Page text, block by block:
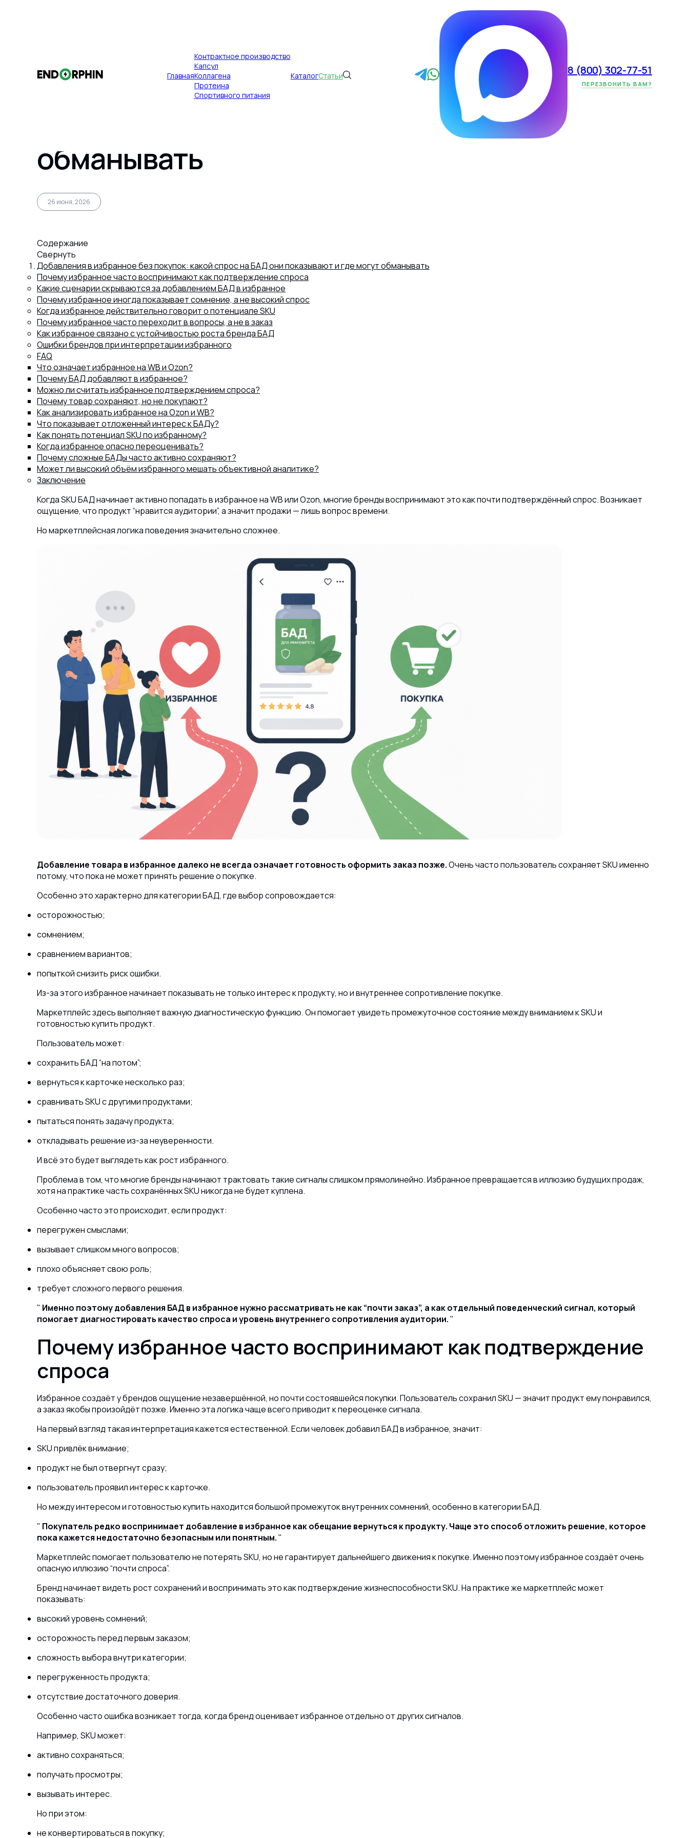
Главная
Контрактное производство
Капсул
Коллагена
Протеина
Спортивного питания
КаталогСтатьи 8 (800) 302-77-51
ПЕРЕЗВОНИТЬ ВАМ?
Главная
Контрактное производство
Капсул
Коллагена
Протеина
Спортивного питания
Каталог
Статьи
8 (800) 302-77-51 ПЕРЕЗВОНИТЬ ВАМ?
Добавления в избранное без покупок: какой
спрос на БАД они показывают и где могут
обманывать
26 июня, 2026
Содержание
Свернуть
Добавления в избранное без покупок: какой спрос на БАД они показывают и где могут обманывать
Почему избранное часто воспринимают как подтверждение спроса
Какие сценарии скрываются за добавлением БАД в избранное
Почему избранное иногда показывает сомнение, а не высокий спрос
Когда избранное действительно говорит о потенциале SKU
Почему избранное часто переходит в вопросы, а не в заказ
Как избранное связано с устойчивостью роста бренда БАД
Ошибки брендов при интерпретации избранного
FAQ
Что означает избранное на WB и Ozon?
Почему БАД добавляют в избранное?
Можно ли считать избранное подтверждением спроса?
Почему товар сохраняют, но не покупают?
Как анализировать избранное на Ozon и WB?
Что показывает отложенный интерес к БАДу?
Как понять потенциал SKU по избранному?
Когда избранное опасно переоценивать?
Почему сложные БАДы часто активно сохраняют?
Может ли высокий объём избранного мешать объективной аналитике?
Заключение
Когда SKU БАД начинает активно попадать в избранное на WB или Ozon, многие бренды воспринимают это как почти подтверждённый спрос. Возникает
ощущение, что продукт “нравится аудитории”, а значит продажи — лишь вопрос времени.
Но маркетплейсная логика поведения значительно сложнее.
Добавление товара в избранное далеко не всегда означает готовность оформить заказ позже.Очень часто пользователь сохраняет SKU именно
потому, что пока не может принять решение о покупке.
Особенно это характерно для категории БАД, где выбор сопровождается:
осторожностью;
сомнением;
сравнением вариантов;
попыткой снизить риск ошибки.
Из-за этого избранное начинает показывать не только интерес к продукту, но и внутреннее сопротивление покупке.
Маркетплейс здесь выполняет важную диагностическую функцию. Он помогает увидеть промежуточное состояние между вниманием к SKU и
готовностью купить продукт.
Пользователь может:
сохранить БАД “на потом”;
вернуться к карточке несколько раз;
сравнивать SKU с другими продуктами;
пытаться понять задачу продукта;
откладывать решение из-за неуверенности.
И всё это будет выглядеть как рост избранного.
Проблема в том, что многие бренды начинают трактовать такие сигналы слишком прямолинейно. Избранное превращается в иллюзию будущих продаж,
хотя на практике часть сохранённых SKU никогда не будет куплена.
Особенно часто это происходит, если продукт:
перегружен смыслами;
вызывает слишком много вопросов;
плохо объясняет свою роль;
требует сложного первого решения.
Именно поэтому добавления БАД в избранное нужно рассматривать не как “почти заказ”, а как отдельный поведенческий сигнал, который
помогает диагностировать качество спроса и уровень внутреннего сопротивления аудитории.
Почему избранное часто воспринимают как подтверждение
спроса
Избранное создаёт у брендов ощущение незавершённой, но почти состоявшейся покупки. Пользователь сохранил SKU — значит продукт ему понравился,
а заказ якобы произойдёт позже. Именно эта логика чаще всего приводит к переоценке сигнала.
На первый взгляд такая интерпретация кажется естественной. Если человек добавил БАД в избранное, значит:
SKU привлёк внимание;
продукт не был отвергнут сразу;
пользователь проявил интерес к карточке.
Но между интересом и готовностью купить находится большой промежуток внутренних сомнений, особенно в категории БАД.
Покупатель редко воспринимает добавление в избранное как обещание вернуться к продукту. Чаще это способ отложить решение, которое
пока кажется недостаточно безопасным или понятным.
Маркетплейс помогает пользователю не потерять SKU, но не гарантирует дальнейшего движения к покупке. Именно поэтому избранное создаёт очень
опасную иллюзию “почти спроса”.
Бренд начинает видеть рост сохранений и воспринимать это как подтверждение жизнеспособности SKU. На практике же маркетплейс может
показывать:
высокий уровень сомнений;
осторожность перед первым заказом;
сложность выбора внутри категории;
перегруженность продукта;
отсутствие достаточного доверия.
Особенно часто ошибка возникает тогда, когда бренд оценивает избранное отдельно от других сигналов.
Например, SKU может:
активно сохраняться;
получать просмотры;
вызывать интерес.
Но при этом:
не конвертироваться в покупку;